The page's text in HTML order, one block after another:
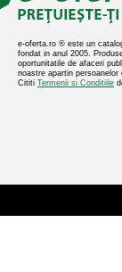
e-oferta.ro ® este un
fondat in anul 2005.
oportunitatile de afaceri
noastre apartin persoanelor
Cititi Termenii si Conditiile